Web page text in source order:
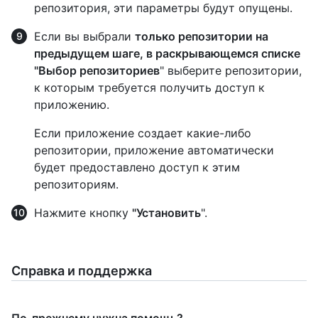
репозитория, эти параметры будут опущены.
Если вы выбрали только репозитории на
предыдущем шаге, в раскрывающемся списке
"Выбор репозиториев" выберите репозитории,
к которым требуется получить доступ к
приложению.
Если приложение создает какие-либо
репозитории, приложение автоматически
будет предоставлено доступ к этим
репозиториям.
Нажмите кнопку "Установить".
Справка и поддержка